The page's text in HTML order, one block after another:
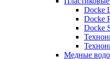
Docke
Docke
Docke
Медные